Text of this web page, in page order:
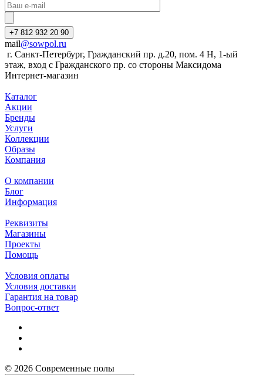
+7 812 932 20 90
mail@sowpol.ru
г. Санкт-Петербург, Гражданский пр. д.20, пом. 4 Н, 1-ый
этаж, вход с Гражданского пр. со стороны Максидома
Интернет-магазин
Каталог
Акции
Бренды
Услуги
Коллекции
Образы
Компания
О компании
Блог
Информация
Реквизиты
Магазины
Проекты
Помощь
Условия оплаты
Условия доставки
Гарантия на товар
Вопрос-ответ
© 2026 Современные полы